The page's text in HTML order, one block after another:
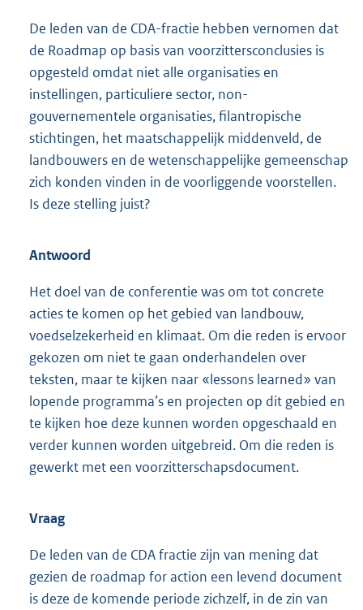
De leden van de CDA-fractie hebben vernomen dat
de Roadmap op basis van voorzittersconclusies is
opgesteld omdat niet alle organisaties en
instellingen, particuliere sector, non-
gouvernementele organisaties, filantropische
stichtingen, het maatschappelijk middenveld, de
landbouwers en de wetenschappelijke gemeenschap
zich konden vinden in de voorliggende voorstellen.
Is deze stelling juist?
Antwoord
Het doel van de conferentie was om tot concrete
acties te komen op het gebied van landbouw,
voedselzekerheid en klimaat. Om die reden is ervoor
gekozen om niet te gaan onderhandelen over
teksten, maar te kijken naar «lessons learned» van
lopende programma’s en projecten op dit gebied en
te kijken hoe deze kunnen worden opgeschaald en
verder kunnen worden uitgebreid. Om die reden is
gewerkt met een voorzitterschapsdocument.
Vraag
De leden van de CDA fractie zijn van mening dat
gezien de roadmap for action een levend document
is deze de komende periode zichzelf, in de zin van